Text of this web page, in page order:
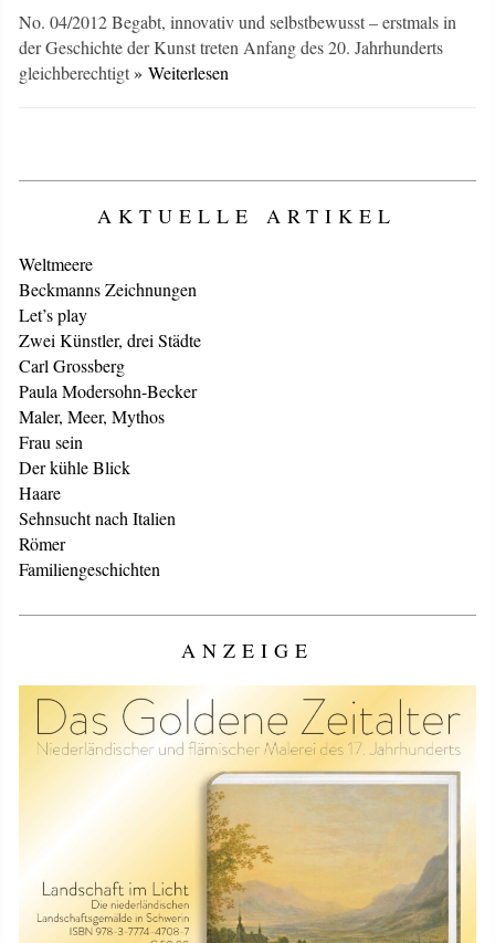
No. 04/2012 Begabt, innovativ und selbstbewusst – erstmals in
der Geschichte der Kunst treten Anfang des 20. Jahrhunderts
gleichberechtigt» Weiterlesen
AKTUELLE ARTIKEL
Weltmeere
Beckmanns Zeichnungen
Let’s play
Zwei Künstler, drei Städte
Carl Grossberg
Paula Modersohn-Becker
Maler, Meer, Mythos
Frau sein
Der kühle Blick
Haare
Sehnsucht nach Italien
Römer
Familiengeschichten
ANZEIGE